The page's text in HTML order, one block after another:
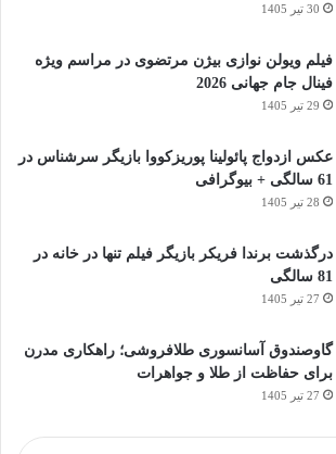
30 تیر 1405
فیلم ویولن نوازی بیژن مرتضوی در مراسم ویژه
فینال جام جهانی 2026
29 تیر 1405
عکس ازدواج پائولینا پوریزکووا بازیگر سرشناس در
61 سالگی + بیوگرافی
28 تیر 1405
درگذشت برندا فریکر بازیگر فیلم تنها در خانه در
81 سالگی
27 تیر 1405
گاوصندوق آسانسوری طلافروشی؛ راهکاری مدرن
برای حفاظت از طلا و جواهرات
27 تیر 1405